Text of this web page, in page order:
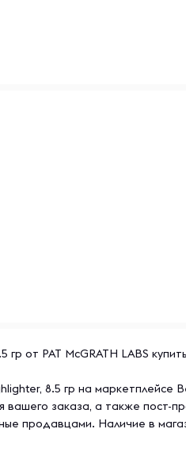
гр от PAT McGRATH LABS
8.5 гр на
вашего заказа, а также пост-
продавцами. Наличие в